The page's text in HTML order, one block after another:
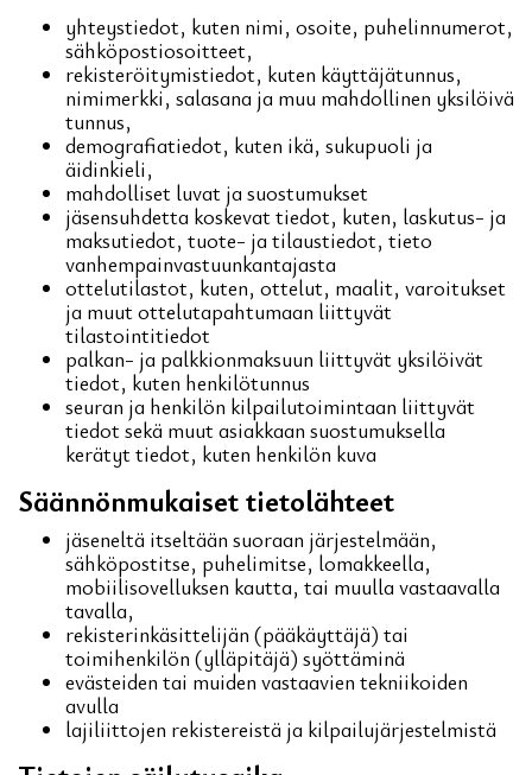
yhteystiedot, kuten nimi, osoite, puhelinnumerot,
sähköpostiosoitteet,
rekisteröitymistiedot, kuten käyttäjätunnus,
nimimerkki, salasana ja muu mahdollinen yksilöivä
tunnus,
demografiatiedot, kuten ikä, sukupuoli ja
äidinkieli,
mahdolliset luvat ja suostumukset
jäsensuhdetta koskevat tiedot, kuten, laskutus- ja
maksutiedot, tuote- ja tilaustiedot, tieto
vanhempainvastuunkantajasta
ottelutilastot, kuten, ottelut, maalit, varoitukset
ja muut ottelutapahtumaan liittyvät
tilastointitiedot
palkan- ja palkkionmaksuun liittyvät yksilöivät
tiedot, kuten henkilötunnus
seuran ja henkilön kilpailutoimintaan liittyvät
tiedot sekä muut asiakkaan suostumuksella
kerätyt tiedot, kuten henkilön kuva
Säännönmukaiset tietolähteet
jäseneltä itseltään suoraan järjestelmään,
sähköpostitse, puhelimitse, lomakkeella,
mobiilisovelluksen kautta, tai muulla vastaavalla
tavalla,
rekisterinkäsittelijän (pääkäyttäjä) tai
toimihenkilön (ylläpitäjä) syöttäminä
evästeiden tai muiden vastaavien tekniikoiden
avulla
lajiliittojen rekistereistä ja kilpailujärjestelmistä